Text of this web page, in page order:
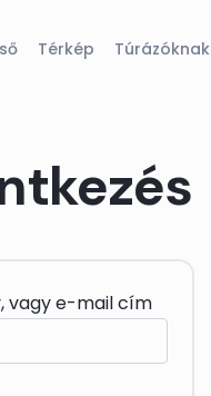
Térkép Túrázóknak
vagy e-mail cím